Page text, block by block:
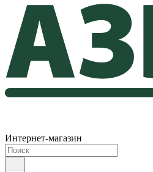
Интернет-магазин